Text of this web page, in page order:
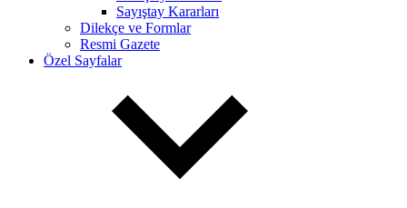
Sayıştay Kararları
Dilekçe ve Formlar
Resmi Gazete
Özel Sayfalar